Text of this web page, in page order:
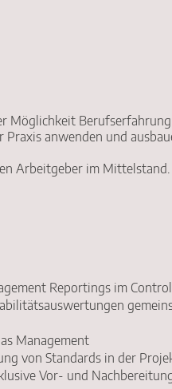
Möglichkeit Berufserfahrung
anwenden und
Arbeitgeber im Mittelstand.
Reportings im
Management
von Standards in der
Vor- und